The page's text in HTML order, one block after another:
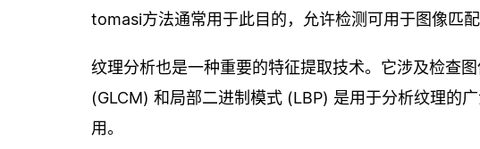
tomasi方法通常用于此目的，允许检测可用于图像匹配
纹理分析也是一种重要的特征提取技术。它涉及检查
(GLCM) 和局部二进制模式 (LBP) 是用于分析纹理的
用。